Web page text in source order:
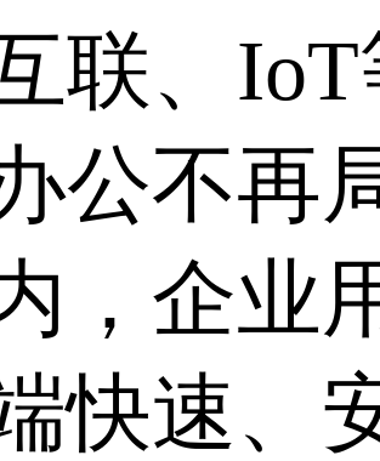
联、
公不再
，企业
快速、